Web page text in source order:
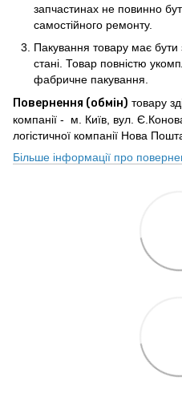
запчастинах не повинно
самостійного ремонту.
Пакування товару має бути
стані. Товар повністю
фабричне пакування.
Повернення (обмін) товару
компанії - м. Київ, вул.
логістичної компанії Нова
Більше інформації про